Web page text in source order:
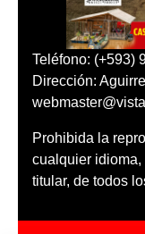
Teléfono: (+593)
Dirección:
Prohibida la
cualquier
titular, de todos